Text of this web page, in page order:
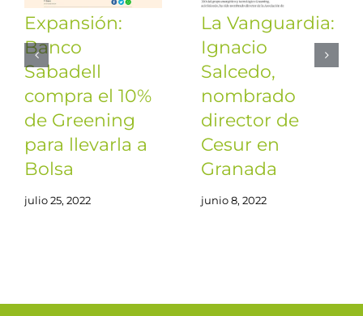
Expansión:
Banco
Sabadell
compra el 10%
de Greening
para llevarla a
Bolsa
julio 25, 2022
La Vanguardia:
Ignacio
Salcedo,
nombrado
director de
Cesur en
Granada
junio 8, 2022